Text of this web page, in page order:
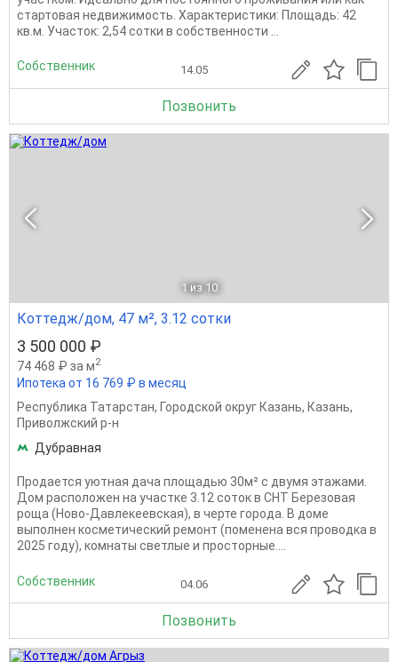
стартовая недвижимость. Характеристики: Площадь: 42
кв.м. Участок: 2,54 сотки в собственности ...
Собственник 14.05
Позвонить
1 из 10
Коттедж/дом, 47 м², 3.12 сотки
3 500 000 ₽
74 468 ₽ за м2
Ипотека от 16 769 ₽ в месяц
Республика Татарстан, Городской округ Казань, Казань,
Приволжский р-н
Дубравная
Продается уютная дача площадью 30м² с двумя этажами.
Дом расположен на участке 3.12 соток в СНТ Березовая
роща (Ново-Давлекеевская), в черте города. В доме
выполнен косметический ремонт (поменена вся проводка в
2025 году), комнаты светлые и просторные....
Собственник 04.06
Позвонить